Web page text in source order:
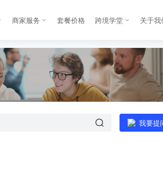
商家服务 套餐价格 跨境学堂 关于我
我要提